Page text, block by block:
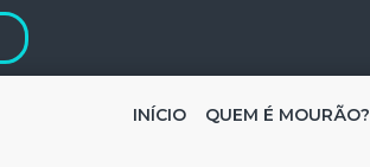
INÍCIO QUEM É MOURÃO?